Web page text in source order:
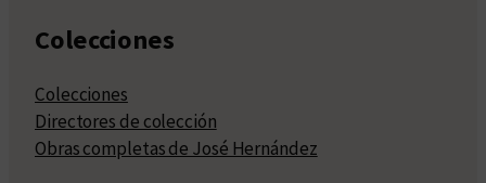
Colecciones
Colecciones
Directores de colección
Obras completas de José Hernández